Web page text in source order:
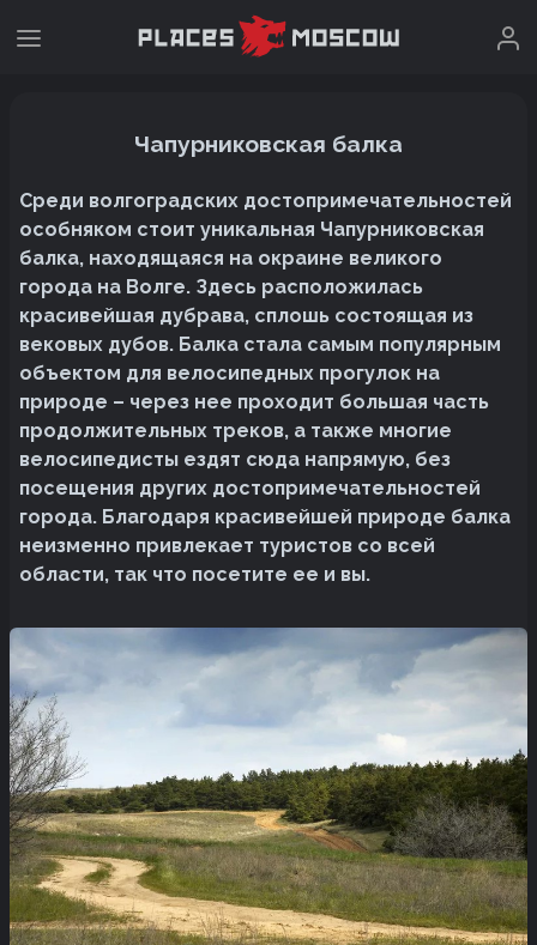
Чапурниковская балка
Среди волгоградских достопримечательностей
особняком стоит уникальная Чапурниковская
балка, находящаяся на окраине великого
города на Волге. Здесь расположилась
красивейшая дубрава, сплошь состоящая из
вековых дубов. Балка стала самым популярным
объектом для велосипедных прогулок на
природе – через нее проходит большая часть
продолжительных треков, а также многие
велосипедисты ездят сюда напрямую, без
посещения других достопримечательностей
города. Благодаря красивейшей природе балка
неизменно привлекает туристов со всей
области, так что посетите ее и вы.